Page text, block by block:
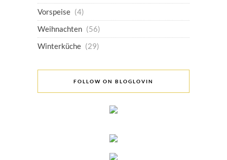
Vorspeise (4)
Weihnachten (56)
Winterküche (29)
FOLLOW ON BLOGLOVIN